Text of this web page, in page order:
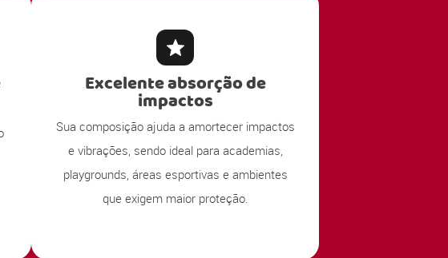
Excelente absorção de
impactos
Sua composição ajuda a amortecer impactos
e vibrações, sendo ideal para academias,
playgrounds, áreas esportivas e ambientes
que exigem maior proteção.